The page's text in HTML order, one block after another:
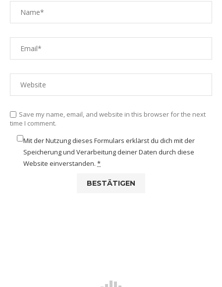
Save my name, email, and website in this browser for the next
time I comment.
Mit der Nutzung dieses Formulars erklärst du dich mit der
Speicherung und Verarbeitung deiner Daten durch diese
Website einverstanden. *